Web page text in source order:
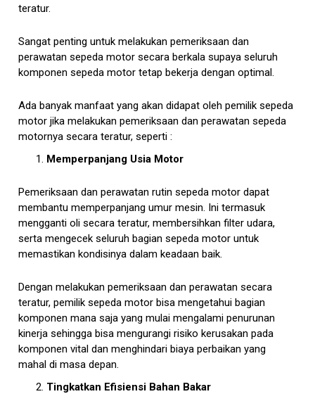
teratur.
Sangat penting untuk melakukan pemeriksaan dan
perawatan sepeda motor secara berkala supaya seluruh
komponen sepeda motor tetap bekerja dengan optimal.
Ada banyak manfaat yang akan didapat oleh pemilik sepeda
motor jika melakukan pemeriksaan dan perawatan sepeda
motornya secara teratur, seperti :
Memperpanjang Usia Motor
Pemeriksaan dan perawatan rutin sepeda motor dapat
membantu memperpanjang umur mesin. Ini termasuk
mengganti oli secara teratur, membersihkan filter udara,
serta mengecek seluruh bagian sepeda motor untuk
memastikan kondisinya dalam keadaan baik.
Dengan melakukan pemeriksaan dan perawatan secara
teratur, pemilik sepeda motor bisa mengetahui bagian
komponen mana saja yang mulai mengalami penurunan
kinerja sehingga bisa mengurangi risiko kerusakan pada
komponen vital dan menghindari biaya perbaikan yang
mahal di masa depan.
Tingkatkan Efisiensi Bahan Bakar